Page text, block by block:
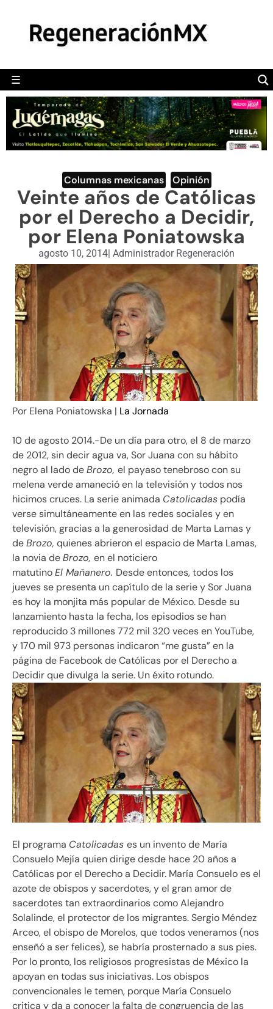
☰
POLÍTICA
CAMALEÓN
OPINIÓN
DEPORTES
ENGLISH SECTION
VIDEOS
Columnas mexicanas Opinión
Veinte años de Católicas
por el Derecho a Decidir,
por Elena Poniatowska
agosto 10, 2014| Administrador Regeneración
Por Elena Poniatowska | La Jornada
10 de agosto 2014.-De un día para otro, el 8 de marzo
de 2012, sin decir agua va, Sor Juana con su hábito
negro al lado deBrozo, el payaso tenebroso con su
melena verde amaneció en la televisión y todos nos
hicimos cruces. La serie animada Catolicadas podía
verse simultáneamente en las redes sociales y en
televisión, gracias a la generosidad de Marta Lamas y
deBrozo, quienes abrieron el espacio de Marta Lamas,
la novia deBrozo, en el noticiero
matutinoEl Mañanero. Desde entonces, todos los
jueves se presenta un capítulo de la serie y Sor Juana
es hoy la monjita más popular de México. Desde su
lanzamiento hasta la fecha, los episodios se han
reproducido 3 millones 772 mil 320 veces en YouTube,
y 170 mil 973 personas indicaron me gusta en la
página de Facebook de Católicas por el Derecho a
Decidir que divulga la serie. Un éxito rotundo.
El programa Catolicadas es un invento de María
Consuelo Mejía quien dirige desde hace 20 años a
Católicas por el Derecho a Decidir. María Consuelo es el
azote de obispos y sacerdotes, y el gran amor de
sacerdotes tan extraordinarios como Alejandro
Solalinde, el protector de los migrantes. Sergio Méndez
Arceo, el obispo de Morelos, que todos veneramos (nos
enseñó a ser felices), se habría prosternado a sus pies.
Por lo pronto, los religiosos progresistas de México la
apoyan en todas sus iniciativas. Los obispos
convencionales le temen, porque María Consuelo
critica y da a conocer la falta de congruencia de las